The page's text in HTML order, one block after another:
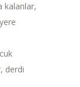
kalanlar,
derdi